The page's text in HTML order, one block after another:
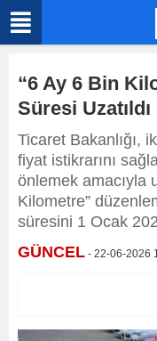
“6 Ay 6 Bin
Süresi Uzatıldı
Ticaret Bakanlığı,
fiyat istikrarını
önlemek amacıyla
Kilometre”
süresini 1 Ocak
GÜNCEL - 22-06-2026